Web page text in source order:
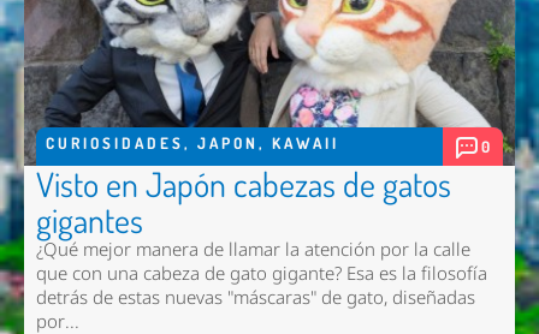
CURIOSIDADES, JAPON , KAWAII 0
Visto en Japón cabezas de gatos
gigantes
¿Qué mejor manera de llamar la atención por la calle
que con una cabeza de gato gigante? Esa es la filosofía
detrás de estas nuevas "máscaras" de gato, diseñadas
por...